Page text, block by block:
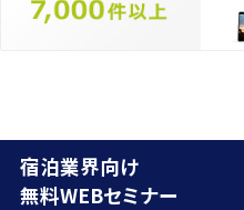
宿泊業界向け
無料WEBセミナー